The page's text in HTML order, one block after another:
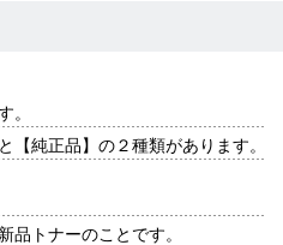
。
【純正品】の２種類があります。
品トナーのことです。